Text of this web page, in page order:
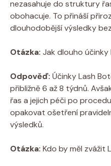
nezasahuje do struktury
obohacuje. To přináší
dlouhodobější výsledky
Otázka: Jak dlouho
Odpověď: Účinky Lash
přibližně 6 až 8 týdnů.
řas a jejich péči po
opakovat ošetření
výsledků.
Otázka: Kdo by měl zvážit